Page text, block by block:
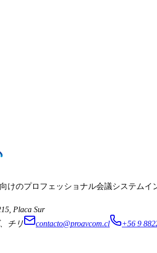
けのプロフェッショナル会議システムイ
Placa Sur
チリ
contacto@proavcom.cl +56 9